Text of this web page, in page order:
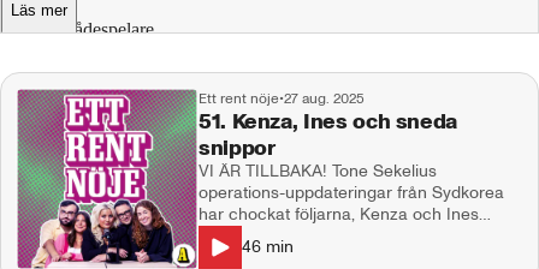
Yrke:Skådespelare.
Tidigare roller i urval:”Ett rop på frihet”, ”Ärans män”, ”Mo' better
blues”, ”Malcolm X”, ”Mycket väsen för ingenting”, ”Philadelphia”,
”Djävul i en blå klänning”, ”I samlarens spår”, ”The hurricane”,
”Training day”, ”Man on fire”, ”The book of Eli”, ”Safe house”, ”The
equalizer”, ”The magnificent seven”, ”Gladiator 2”.
Aktuell med:”Highest 2 lowest” som får premiär på Apple TV+ 5/9.
Läs mer
Ett rent nöje•27 aug. 2025
51. Kenza, Ines och sneda
snippor
VI ÄR TILLBAKA! Tone Sekelius
operations-uppdateringar från Sydkorea
har chockat följarna, Kenza och Ines
normaliserar sneda snippor, en viss kändis
har spårat ur fullkomligt med trenden
46 min